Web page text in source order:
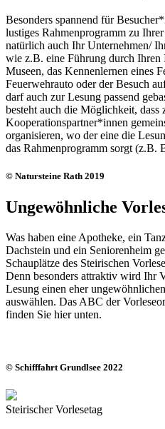
Besonders spannend für
lustiges Rahmenprogramm zu
natürlich auch Ihr Unternehmen/
wie z.B. eine Führung durch Ihren
Museen, das Kennenlernen eines
Feuerwehrauto oder der Besuch
darf auch zur Lesung passend
besteht auch die Möglichkeit, dass
Kooperationspartner*innen
organisieren, wo der eine die
das Rahmenprogramm sorgt (z.B.
© Natursteine Rath 2019
Ungewöhnliche
Was haben eine Apotheke, ein
Dachstein und ein Seniorenheim
Schauplätze des Steirischen
Denn besonders attraktiv wird Ihr
Lesung einen eher
auswählen. Das ABC der
finden Sie hier unten.
© Schifffahrt Grundlsee 2022
Steirischer Vorlesetag